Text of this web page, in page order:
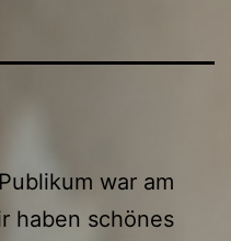
war am
haben schönes